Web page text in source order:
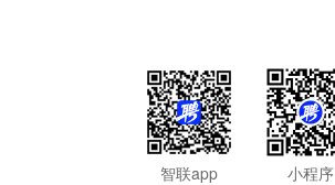
智联app 小程序